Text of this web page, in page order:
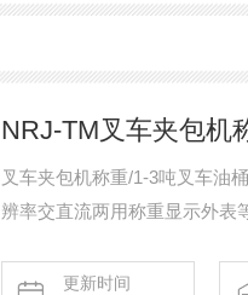
NRJ-TM叉车夹包机
叉车夹包机称重/1-3吨叉车油
辨率交直流两用称重显示外表
中做大于180度的翻转或停留
更新时间